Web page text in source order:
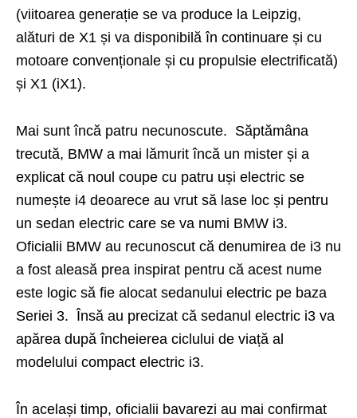
(viitoarea generație se va produce la Leipzig,
alături de X1 și va disponibilă în continuare și cu
motoare convenționale și cu propulsie electrificată)
și X1 (iX1).
Mai sunt încă patru necunoscute. Săptămâna
trecută, BMW a mai lămurit încă un mister și a
explicat că noul coupe cu patru uși electric se
numește i4 deoarece au vrut să lase loc și pentru
un sedan electric care se va numi BMW i3.
Oficialii BMW au recunoscut că denumirea de i3 nu
a fost aleasă prea inspirat pentru că acest nume
este logic să fie alocat sedanului electric pe baza
Seriei 3. Însă au precizat că sedanul electric i3 va
apărea după încheierea ciclului de viață al
modelului compact electric i3.
În același timp, oficialii bavarezi au mai confirmat